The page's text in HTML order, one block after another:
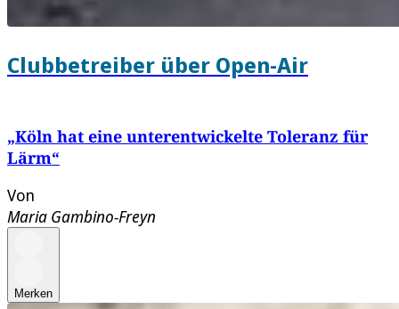
Clubbetreiber über Open-Air
„Köln hat eine unterentwickelte Toleranz für
Lärm“
Von
Maria Gambino-Freyn
Merken